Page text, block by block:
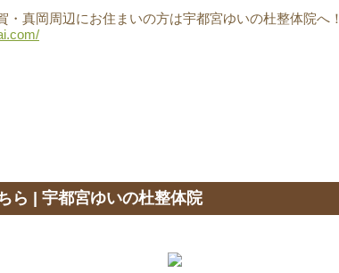
・真岡周辺にお住まいの方は宇都宮ゆいの杜整体院へ！
ら | 宇都宮ゆいの杜整体院